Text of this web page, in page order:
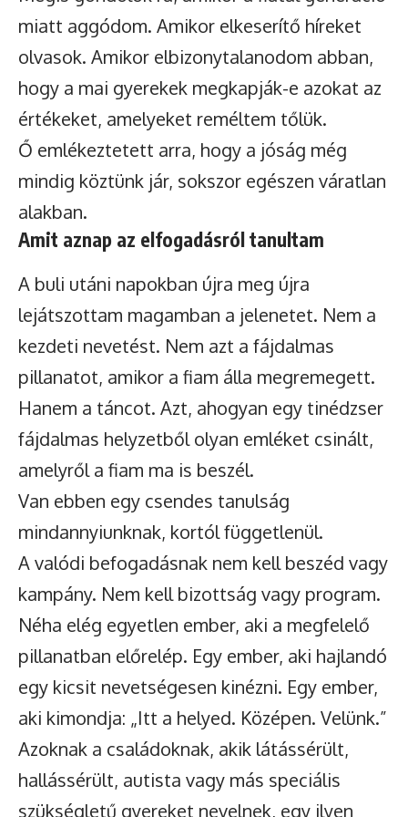
miatt aggódom. Amikor elkeserítő híreket
olvasok. Amikor elbizonytalanodom abban,
hogy a mai gyerekek megkapják-e azokat az
értékeket, amelyeket reméltem tőlük.
Ő emlékeztetett arra, hogy a jóság még
mindig köztünk jár, sokszor egészen váratlan
alakban.
Amit aznap az elfogadásról tanultam
A buli utáni napokban újra meg újra
lejátszottam magamban a jelenetet. Nem a
kezdeti nevetést. Nem azt a fájdalmas
pillanatot, amikor a fiam álla megremegett.
Hanem a táncot. Azt, ahogyan egy tinédzser
fájdalmas helyzetből olyan emléket csinált,
amelyről a fiam ma is beszél.
Van ebben egy csendes tanulság
mindannyiunknak, kortól függetlenül.
A valódi befogadásnak nem kell beszéd vagy
kampány. Nem kell bizottság vagy program.
Néha elég egyetlen ember, aki a megfelelő
pillanatban előrelép. Egy ember, aki hajlandó
egy kicsit nevetségesen kinézni. Egy ember,
aki kimondja: „Itt a helyed. Középen. Velünk.”
Azoknak a családoknak, akik látássérült,
hallássérült, autista vagy más speciális
szükségletű gyereket nevelnek, egy ilyen